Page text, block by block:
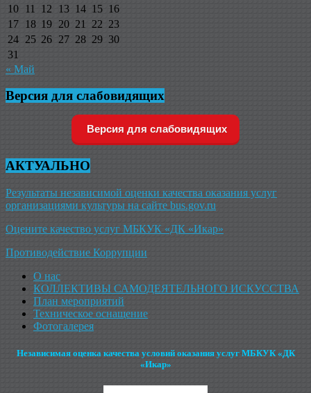
10 11 12 13 14 15 16
17 18 19 20 21 22 23
24 25 26 27 28 29 30
31
« Май
Версия для слабовидящих
Версия для слабовидящих
АКТУАЛЬНО
Результаты независимой оценки качества оказания услуг
организациями культуры на сайте bus.gov.ru
Оцените качество услуг МБКУК «ДК «Икар»
Противодействие Коррупции
О нас
КОЛЛЕКТИВЫ САМОДЕЯТЕЛЬНОГО ИСКУССТВА
План мероприятий
Техническое оснащение
Фотогалерея
Независимая оценка качества условий оказания услуг МБКУК «ДК
«Икар»